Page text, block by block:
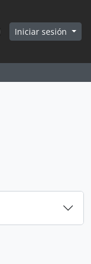
rápidos
Iniciar sesión